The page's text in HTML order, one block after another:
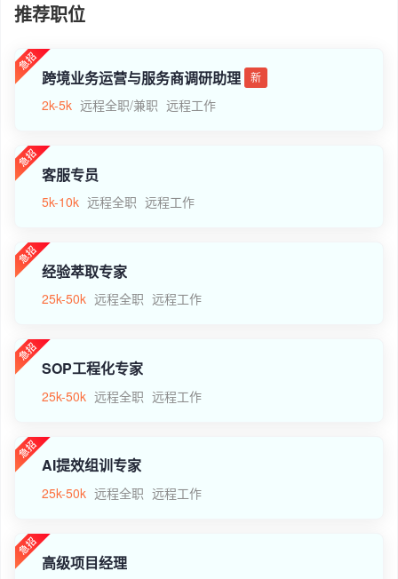
推荐职位
跨境业务运营与服务商调研助理 新
2k-5k 远程全职/兼职 远程工作
客服专员
5k-10k 远程全职 远程工作
经验萃取专家
25k-50k 远程全职 远程工作
SOP工程化专家
25k-50k 远程全职 远程工作
AI提效组训专家
25k-50k 远程全职 远程工作
高级项目经理